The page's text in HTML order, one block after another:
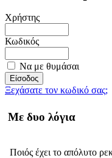
Χρήστης
Κωδικός
Να με θυμάσαι
Ξεχάσατε τον κωδικό σας;
Με δυο λόγια
Ποιός έχει το απόλυτο